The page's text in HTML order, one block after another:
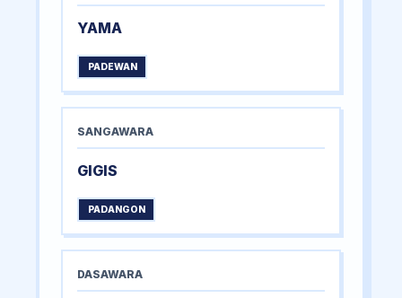
YAMA
PADEWAN
SANGAWARA
GIGIS
PADANGON
DASAWARA